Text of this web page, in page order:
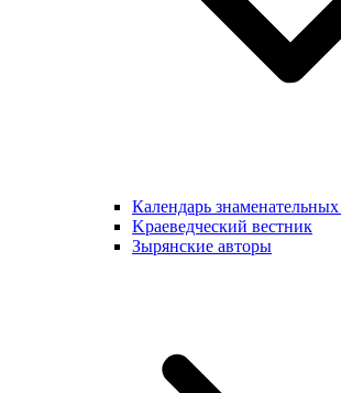
Календарь
Kраеведческий вестник
Зырянские авторы